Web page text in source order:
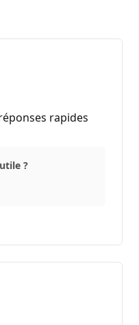
rapides
?